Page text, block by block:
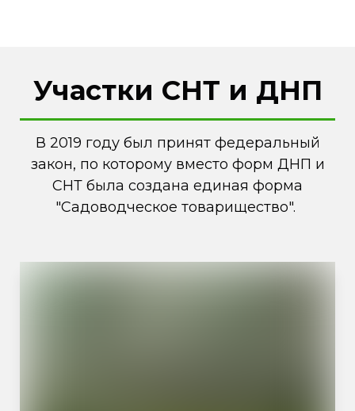
Участки СНТ и ДНП
В 2019 году был принят федеральный
закон, по которому вместо форм ДНП и
СНТ была создана единая форма
"Садоводческое товарищество".